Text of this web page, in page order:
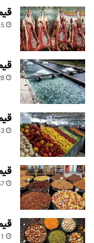
15
28
43
57
1 ساعت پیش